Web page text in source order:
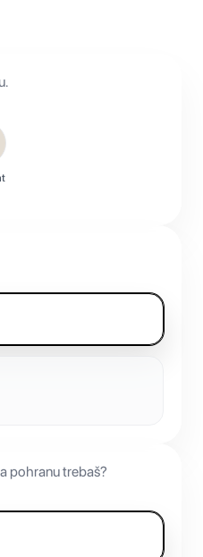
pohranu trebaš?